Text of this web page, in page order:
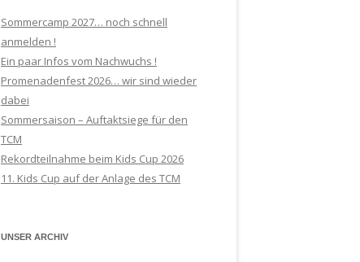
Sommercamp 2027… noch schnell
anmelden !
Ein paar Infos vom Nachwuchs !
Promenadenfest 2026… wir sind wieder
dabei
Sommersaison – Auftaktsiege für den
TCM
Rekordteilnahme beim Kids Cup 2026
11. Kids Cup auf der Anlage des TCM
UNSER ARCHIV